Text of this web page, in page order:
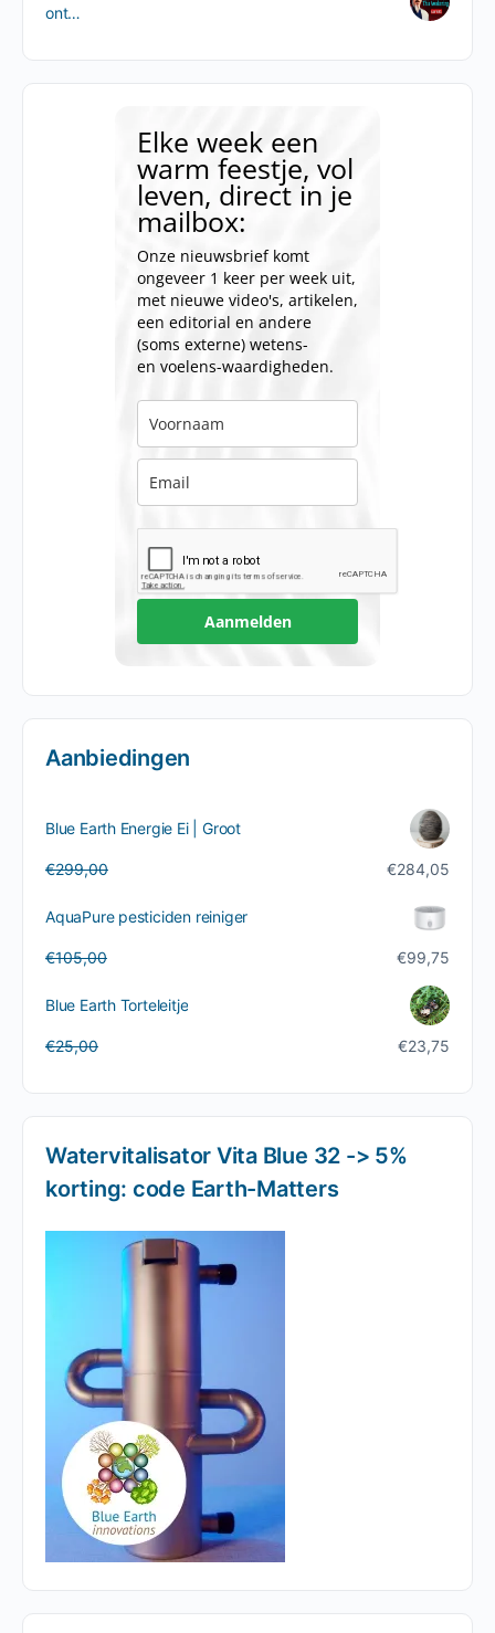
ont…
Elke week een
warm feestje, vol
leven, direct in je
mailbox:
Onze nieuwsbrief komt
ongeveer 1 keer per week uit,
met nieuwe video's, artikelen,
een editorial en andere
(soms externe) wetens-
en voelens-waardigheden.
Aanmelden
Aanbiedingen
Blue Earth Energie Ei | Groot
€299,00Oorspronkelijke
€299,00.
€284,05
Huidige
€284,05.
AquaPure pesticiden reiniger
€105,00Oorspronkelijke
was:
€105,00.
€99,75
Huidige
is:
€99,75.
Blue Earth Torteleitje
€25,00Oorspronkelijke
€23,75
Huidige
Watervitalisator Vita Blue 32 -> 5%
korting: code Earth-Matters